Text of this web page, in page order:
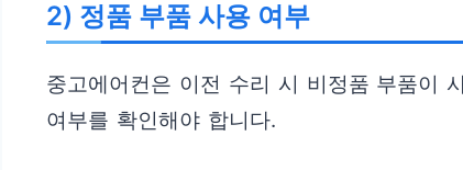
2) 정품 부품 사용 여부
중고에어컨은 이전 수리 시 비정품 부품이
여부를 확인해야 합니다.